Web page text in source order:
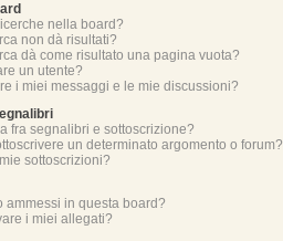
nella board?
non dà risultati?
dà come risultato una pagina vuota?
un utente?
i miei messaggi e le mie discussioni?
fra segnalibri e sottoscrizione?
un determinato argomento o forum?
sottoscrizioni?
ammessi in questa board?
i miei allegati?